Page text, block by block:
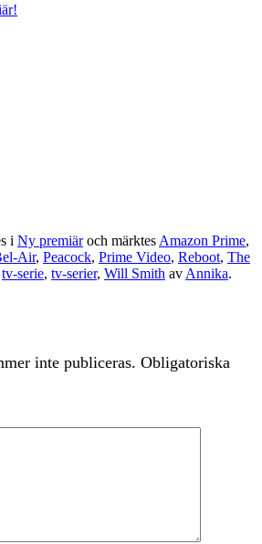
i Ny premiäroch märktes Amazon Prime,
Air, Peacock, Prime Video, Reboot, The
tv-serie, tv-serier, Will Smith av Annika.
inte publiceras. Obligatoriska